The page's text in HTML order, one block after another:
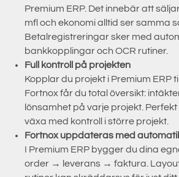
Premium ERP. Det innebär att
mfl och ekonomi alltid ser samma
Betalregistreringar sker med
bankkopplingar och OCR rutiner.
Full kontroll på projekten
Kopplar du projekt i Premium ERP
Fortnox får du total översikt:
lönsamhet på varje projekt. Perfekt
växa med kontroll i större projekt.
Fortnox uppdateras med
I Premium ERP bygger du dina
order → leverans → faktura.